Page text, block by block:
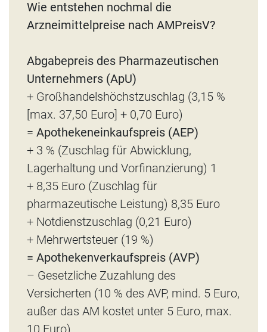
Wie entstehen nochmal die
Arzneimittelpreise nach AMPreisV?
Abgabepreis des Pharmazeutischen
Unternehmers (ApU)
+ Großhandelshöchstzuschlag (3,15 %
[max. 37,50 Euro] + 0,70 Euro)
= Apothekeneinkaufspreis (AEP)
+ 3 % (Zuschlag für Abwicklung,
Lagerhaltung und Vorfinanzierung) 1
+ 8,35 Euro (Zuschlag für
pharmazeutische Leistung) 8,35 Euro
+ Notdienstzuschlag (0,21 Euro)
+ Mehrwertsteuer (19 %)
= Apothekenverkaufspreis (AVP)
– Gesetzliche Zuzahlung des
Versicherten (10 % des AVP, mind. 5 Euro,
außer das AM kostet unter 5 Euro, max.
10 Euro)